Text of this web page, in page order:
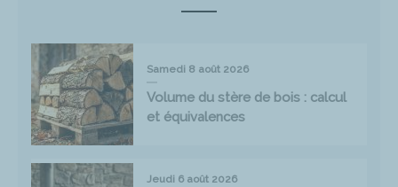
Samedi 8 août 2026
Volume du stère de bois : calcul
et équivalences
Jeudi 6 août 2026